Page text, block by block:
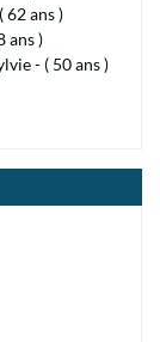
ans )
ans )
- ( 50 ans )